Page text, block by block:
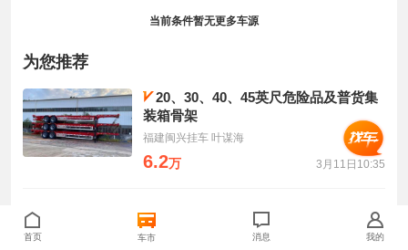
当前条件暂无更多车源
为您推荐
20、30、40、45英尺危险品及普货集
装箱骨架
福建闽兴挂车 叶谋海
6.2万 3月11日10:35
半挂车
福建闽兴挂车 叶谋海
首页 车市 消息 我的